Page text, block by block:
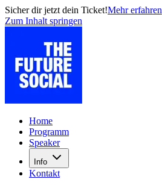
Sicher dir jetzt dein Ticket!Mehr erfahren
Zum Inhalt springen
Home
Programm
Speaker
Info
Kontakt